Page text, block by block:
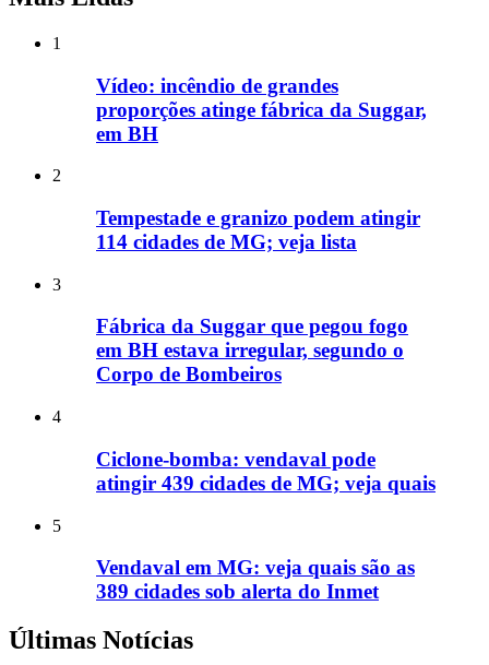
1
Vídeo: incêndio de grandes
proporções atinge fábrica da Suggar,
em BH
2
Tempestade e granizo podem atingir
114 cidades de MG; veja lista
3
Fábrica da Suggar que pegou fogo
em BH estava irregular, segundo o
Corpo de Bombeiros
4
Ciclone-bomba: vendaval pode
atingir 439 cidades de MG; veja quais
5
Vendaval em MG: veja quais são as
389 cidades sob alerta do Inmet
Últimas Notícias